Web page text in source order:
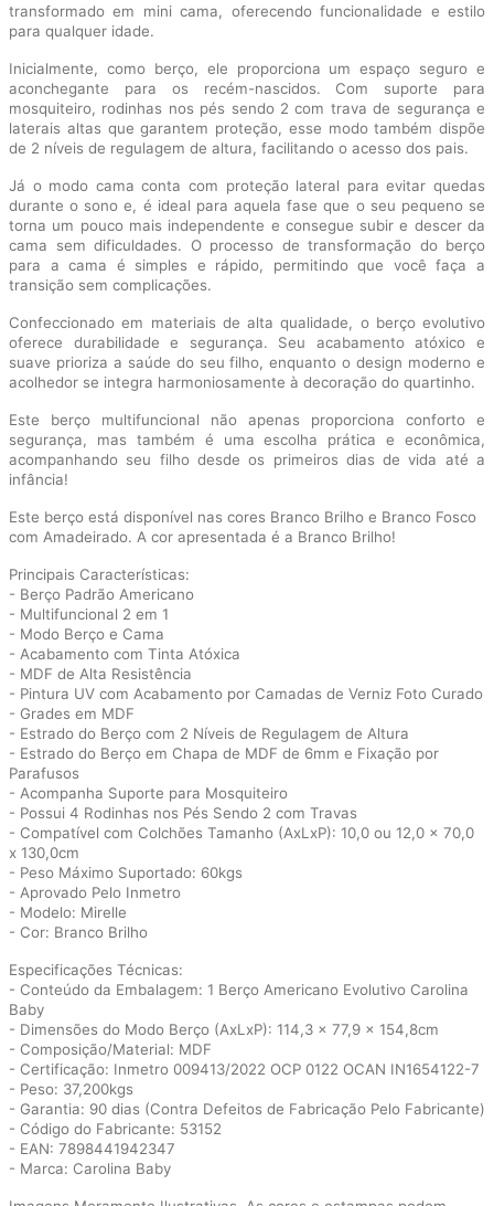
transformado em mini cama, oferecendo funcionalidade e estilo
para qualquer idade.
Inicialmente, como berço, ele proporciona um espaço seguro e
aconchegante para os recém-nascidos. Com suporte para
mosquiteiro, rodinhas nos pés sendo 2 com trava de segurança e
laterais altas que garantem proteção, esse modo também dispõe
de 2 níveis de regulagem de altura, facilitando o acesso dos pais.
Já o modo cama conta com proteção lateral para evitar quedas
durante o sono e, é ideal para aquela fase que o seu pequeno se
torna um pouco mais independente e consegue subir e descer da
cama sem dificuldades. O processo de transformação do berço
para a cama é simples e rápido, permitindo que você faça a
transição sem complicações.
Confeccionado em materiais de alta qualidade, o berço evolutivo
oferece durabilidade e segurança. Seu acabamento atóxico e
suave prioriza a saúde do seu filho, enquanto o design moderno e
acolhedor se integra harmoniosamente à decoração do quartinho.
Este berço multifuncional não apenas proporciona conforto e
segurança, mas também é uma escolha prática e econômica,
acompanhando seu filho desde os primeiros dias de vida até a
infância!
Este berço está disponível nas cores Branco Brilho e Branco Fosco
com Amadeirado. A cor apresentada é a Branco Brilho!
Principais Características:
- Berço Padrão Americano
- Multifuncional 2 em 1
- Modo Berço e Cama
- Acabamento com Tinta Atóxica
- MDF de Alta Resistência
- Pintura UV com Acabamento por Camadas de Verniz Foto Curado
- Grades em MDF
- Estrado do Berço com 2 Níveis de Regulagem de Altura
- Estrado do Berço em Chapa de MDF de 6mm e Fixação por
Parafusos
- Acompanha Suporte para Mosquiteiro
- Possui 4 Rodinhas nos Pés Sendo 2 com Travas
- Compatível com Colchões Tamanho (AxLxP): 10,0 ou 12,0 x 70,0
x 130,0cm
- Peso Máximo Suportado: 60kgs
- Aprovado Pelo Inmetro
- Modelo: Mirelle
- Cor: Branco Brilho
Especificações Técnicas:
- Conteúdo da Embalagem: 1 Berço Americano Evolutivo Carolina
Baby
- Dimensões do Modo Berço (AxLxP): 114,3 x 77,9 x 154,8cm
- Composição/Material: MDF
- Certificação: Inmetro 009413/2022 OCP 0122 OCAN IN1654122-7
- Peso: 37,200kgs
- Garantia: 90 dias (Contra Defeitos de Fabricação Pelo Fabricante)
- Código do Fabricante: 53152
- EAN: 7898441942347
- Marca: Carolina Baby